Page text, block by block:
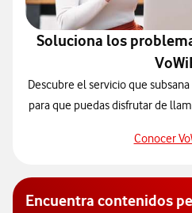
Soluciona los
Descubre el servicio que
para que puedas disfrutar de
Conocer
Encuentra contenidos